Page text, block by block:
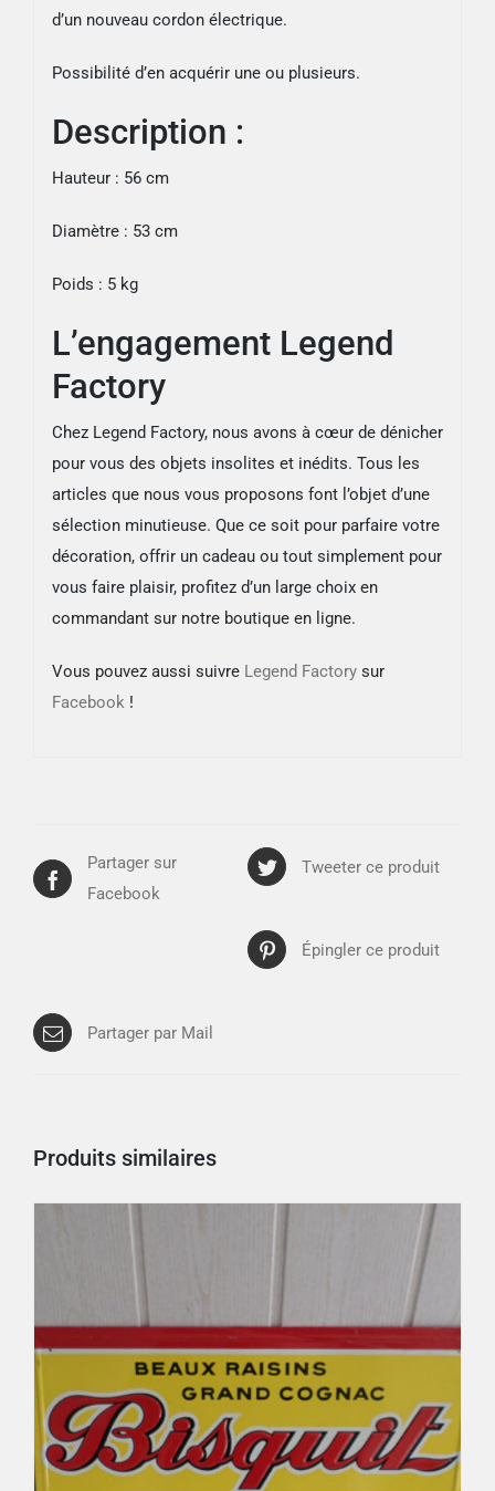
d’un nouveau cordon électrique.
Possibilité d’en acquérir une ou plusieurs.
Description :
Hauteur : 56 cm
Diamètre : 53 cm
Poids : 5 kg
L’engagement Legend
Factory
Chez Legend Factory, nous avons à cœur de dénicher
pour vous des objets insolites et inédits. Tous les
articles que nous vous proposons font l’objet d’une
sélection minutieuse. Que ce soit pour parfaire votre
décoration, offrir un cadeau ou tout simplement pour
vous faire plaisir, profitez d’un large choix en
commandant sur notre boutique en ligne.
Vous pouvez aussi suivre Legend Factorysur
Facebook!
Partager sur
Facebook
Tweeter ce produit
Épingler ce produit
Partager par Mail
Produits similaires